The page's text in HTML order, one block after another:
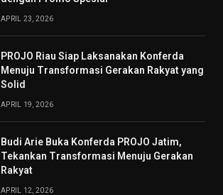
APRIL 23, 2026
PROJO Riau Siap Laksanakan Konferda
Menuju Transformasi Gerakan Rakyat yang
Solid
APRIL 19, 2026
Budi Arie Buka Konferda PROJO Jatim,
Tekankan Transformasi Menuju Gerakan
Rakyat
APRIL 12, 2026